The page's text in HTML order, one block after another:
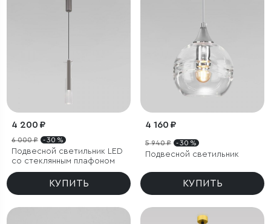
4 200 ₽
6 000 ₽ - 30 %
Подвесной светильник LED
со стеклянным плафоном
КУПИТЬ
4 160 ₽
5 940 ₽ - 30 %
Подвесной светильник
КУПИТЬ